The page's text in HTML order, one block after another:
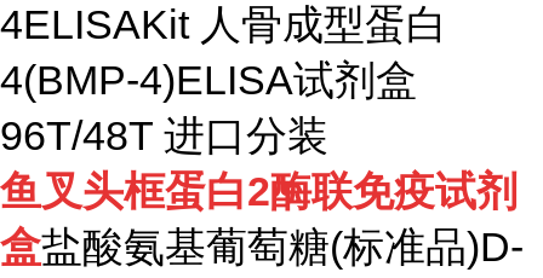
4ELISAKit 人骨成型蛋白
4(BMP-4)ELISA试剂盒
96T/48T 进口分装
鱼叉头框蛋白2酶联免疫试剂
盒盐酸氨基葡萄糖(标准品)D-